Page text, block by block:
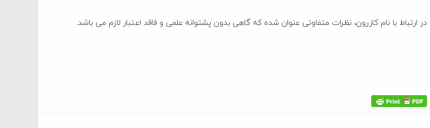
در ارتباط با نام کازرون، نظرات متفاوتی عنوان شده که گاهی بدون پشتوانه علمی و فاقد اعتبار لازم می باشد.